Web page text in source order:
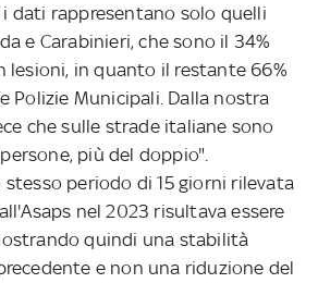
dati rappresentano solo quelli
e Carabinieri, che sono il 34%
lesioni, in quanto il restante 66%
Polizie Municipali. Dalla nostra
che sulle strade italiane sono
più del doppio".
periodo di 15 giorni rilevata
nel 2023 risultava essere
quindi una stabilità
e non una riduzione del